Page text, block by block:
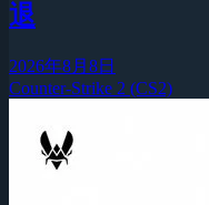
退
2026年8月8日
Counter-Strike 2 (CS2)